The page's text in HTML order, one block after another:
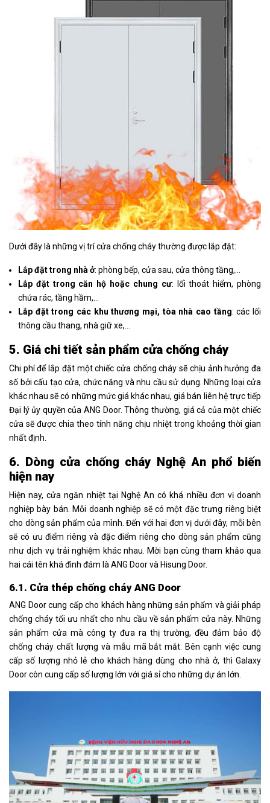
Dưới đây là những vị trí cửa chống cháy thường được lắp đặt:
Lắp đặt trong nhà ở: phòng bếp, cửa sau, cửa thông tầng,…
Lắp đặt trong căn hộ hoặc chung cư: lối thoát hiểm, phòng
chứa rác, tầng hầm,…
Lắp đặt trong các khu thương mại, tòa nhà cao tầng: các lối
thông cầu thang, nhà giữ xe,…
5. Giá chi tiết sản phẩm cửa chống cháy
Chi phí để lắp đặt một chiếc cửa chống cháy sẽ chịu ảnh hưởng đa
số bởi cấu tạo cửa, chức năng và nhu cầu sử dụng. Những loại cửa
khác nhau sẽ có những mức giá khác nhau, giá bán liên hệ trực tiếp
Đại lý ủy quyền của ANG Door. Thông thường, giá cả của một chiếc
cửa sẽ được chia theo tính năng chịu nhiệt trong khoảng thời gian
nhất định.
6. Dòng cửa chống cháy Nghệ An phổ biến
hiện nay
Hiện nay, cửa ngăn nhiệt tại Nghệ An có khá nhiều đơn vị doanh
nghiệp bày bán. Mỗi doanh nghiệp sẽ có một đặc trưng riêng biệt
cho dòng sản phẩm của mình. Đến với hai đơn vị dưới đây, mỗi bên
sẽ có ưu điểm riêng và đặc điểm riêng cho dòng sản phẩm cũng
như dịch vụ trải nghiệm khác nhau. Mời bạn cùng tham khảo qua
hai cái tên khá đình đám là ANG Door và Hisung Door.
6.1. Cửa thép chống cháy ANG Door
ANG Door cung cấp cho khách hàng những sản phẩm và giải pháp
chống cháy tối ưu nhất cho nhu cầu về sản phẩm cửa này. Những
sản phẩm cửa mà công ty đưa ra thị trường, đều đảm bảo độ
chống cháy chất lượng và mẫu mã bắt mắt. Bên cạnh việc cung
cấp số lượng nhỏ lẻ cho khách hàng dùng cho nhà ở, thì Galaxy
Door còn cung cấp số lượng lớn với giá sỉ cho những dự án lớn.